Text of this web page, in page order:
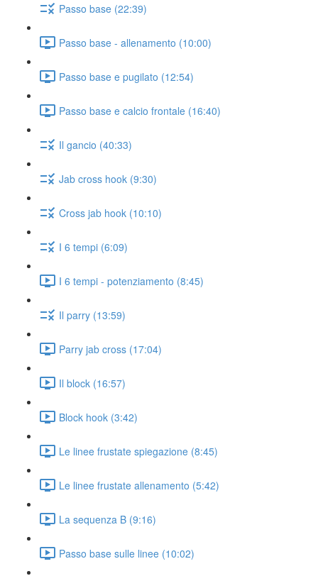
Passo base (22:39)
Passo base - allenamento (10:00)
Passo base e pugilato (12:54)
Passo base e calcio frontale (16:40)
Il gancio (40:33)
Jab cross hook (9:30)
Cross jab hook (10:10)
I 6 tempi (6:09)
I 6 tempi - potenziamento (8:45)
Il parry (13:59)
Parry jab cross (17:04)
Il block (16:57)
Block hook (3:42)
Le linee frustate spiegazione (8:45)
Le linee frustate allenamento (5:42)
La sequenza B (9:16)
Passo base sulle linee (10:02)